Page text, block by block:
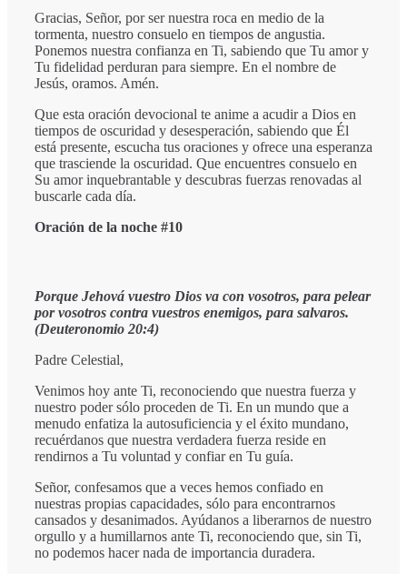
Gracias, Señor, por ser nuestra roca en medio de la
tormenta, nuestro consuelo en tiempos de angustia.
Ponemos nuestra confianza en Ti, sabiendo que Tu amor y
Tu fidelidad perduran para siempre. En el nombre de
Jesús, oramos. Amén.
Que esta oración devocional te anime a acudir a Dios en
tiempos de oscuridad y desesperación, sabiendo que Él
está presente, escucha tus oraciones y ofrece una esperanza
que trasciende la oscuridad. Que encuentres consuelo en
Su amor inquebrantable y descubras fuerzas renovadas al
buscarle cada día.
Oración de la noche #10
Porque Jehová vuestro Dios va con vosotros, para pelear
por vosotros contra vuestros enemigos, para salvaros.
(Deuteronomio 20:4)
Padre Celestial,
Venimos hoy ante Ti, reconociendo que nuestra fuerza y
nuestro poder sólo proceden de Ti. En un mundo que a
menudo enfatiza la autosuficiencia y el éxito mundano,
recuérdanos que nuestra verdadera fuerza reside en
rendirnos a Tu voluntad y confiar en Tu guía.
Señor, confesamos que a veces hemos confiado en
nuestras propias capacidades, sólo para encontrarnos
cansados y desanimados. Ayúdanos a liberarnos de nuestro
orgullo y a humillarnos ante Ti, reconociendo que, sin Ti,
no podemos hacer nada de importancia duradera.